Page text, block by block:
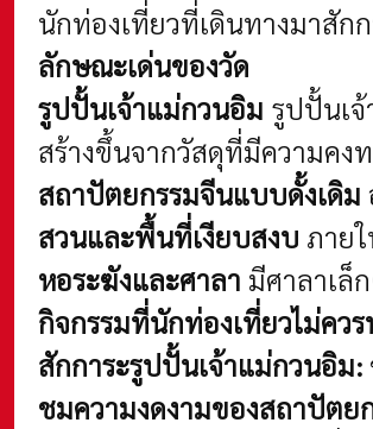
นักท่องเที่ยวที่เดินทางมาสัก
ลักษณะเด่นของวัด
รูปปั้นเจ้าแม่กวนอิมรูปปั้นเ
สร้างขึ้นจากวัสดุที่มีความค
สถาปัตยกรรมจีนแบบดั้งเดิม
สวนและพื้นที่เงียบสงบ ภาย
หอระฆังและศาลา มีศาลาเล็
กิจกรรมที่นักท่องเที่ยวไม่คว
สักการะรูปปั้นเจ้าแม่กวนอิม:
ชมความงดงามของสถาปัตย